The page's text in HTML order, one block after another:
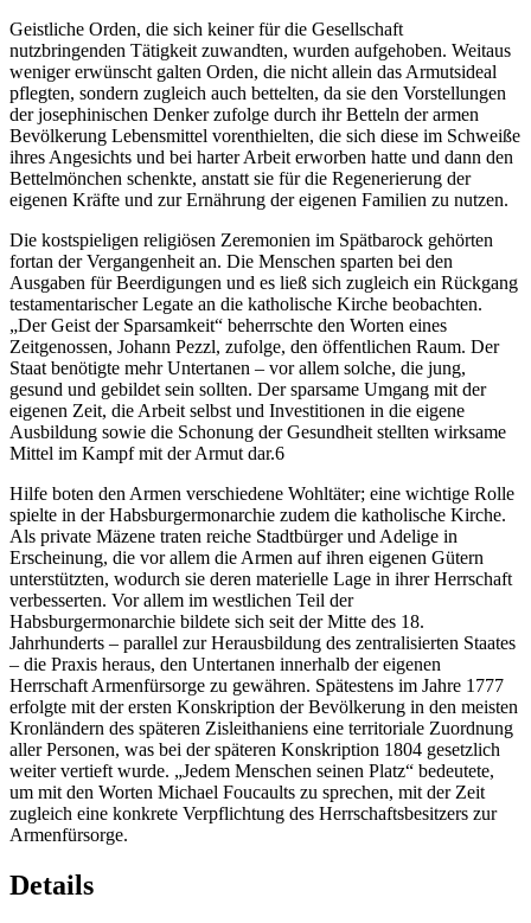
Geistliche Orden, die sich keiner für die Gesellschaft
nutzbringenden Tätigkeit zuwandten, wurden aufgehoben. Weitaus
weniger erwünscht galten Orden, die nicht allein das Armutsideal
pflegten, sondern zugleich auch bettelten, da sie den Vorstellungen
der josephinischen Denker zufolge durch ihr Betteln der armen
Bevölkerung Lebensmittel vorenthielten, die sich diese im Schweiße
ihres Angesichts und bei harter Arbeit erworben hatte und dann den
Bettelmönchen schenkte, anstatt sie für die Regenerierung der
eigenen Kräfte und zur Ernährung der eigenen Familien zu nutzen.
Die kostspieligen religiösen Zeremonien im Spätbarock gehörten
fortan der Vergangenheit an. Die Menschen sparten bei den
Ausgaben für Beerdigungen und es ließ sich zugleich ein Rückgang
testamentarischer Legate an die katholische Kirche beobachten.
„Der Geist der Sparsamkeit“ beherrschte den Worten eines
Zeitgenossen, Johann Pezzl, zufolge, den öffentlichen Raum. Der
Staat benötigte mehr Untertanen – vor allem solche, die jung,
gesund und gebildet sein sollten. Der sparsame Umgang mit der
eigenen Zeit, die Arbeit selbst und Investitionen in die eigene
Ausbildung sowie die Schonung der Gesundheit stellten wirksame
Mittel im Kampf mit der Armut dar.6
Hilfe boten den Armen verschiedene Wohltäter; eine wichtige Rolle
spielte in der Habsburgermonarchie zudem die katholische Kirche.
Als private Mäzene traten reiche Stadtbürger und Adelige in
Erscheinung, die vor allem die Armen auf ihren eigenen Gütern
unterstützten, wodurch sie deren materielle Lage in ihrer Herrschaft
verbesserten. Vor allem im westlichen Teil der
Habsburgermonarchie bildete sich seit der Mitte des 18.
Jahrhunderts – parallel zur Herausbildung des zentralisierten Staates
– die Praxis heraus, den Untertanen innerhalb der eigenen
Herrschaft Armenfürsorge zu gewähren. Spätestens im Jahre 1777
erfolgte mit der ersten Konskription der Bevölkerung in den meisten
Kronländern des späteren Zisleithaniens eine territoriale Zuordnung
aller Personen, was bei der späteren Konskription 1804 gesetzlich
weiter vertieft wurde. „Jedem Menschen seinen Platz“ bedeutete,
um mit den Worten Michael Foucaults zu sprechen, mit der Zeit
zugleich eine konkrete Verpflichtung des Herrschaftsbesitzers zur
Armenfürsorge.
Details